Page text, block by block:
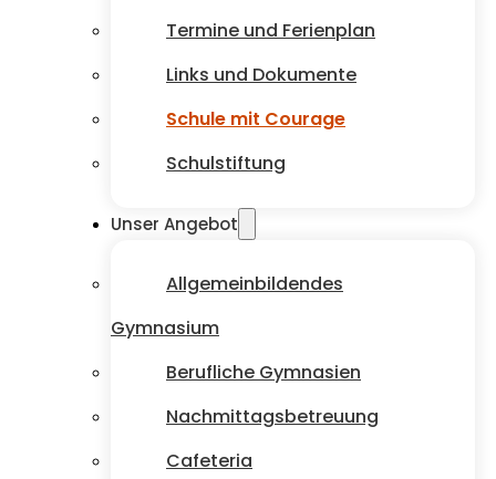
Termine und Ferienplan
Links und Dokumente
Schule mit Courage
Schulstiftung
Unser Angebot
Allgemeinbildendes
Gymnasium
Berufliche Gymnasien
Nachmittagsbetreuung
Cafeteria